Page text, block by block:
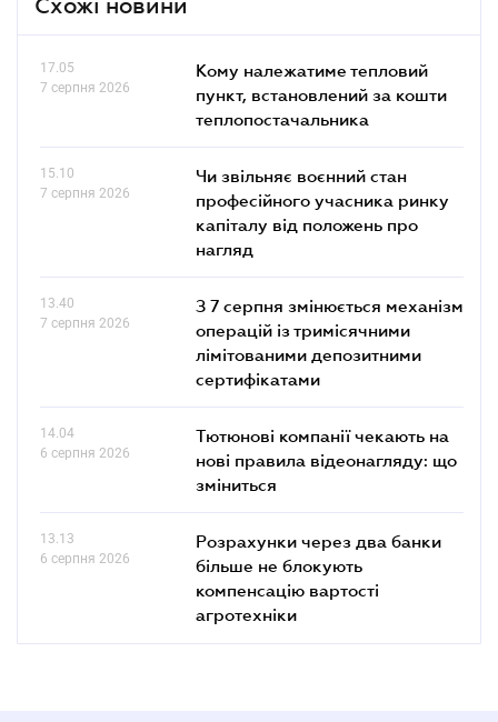
Схожі новини
17.05
7 серпня 2026
Кому належатиме тепловий
пункт, встановлений за кошти
теплопостачальника
15.10
7 серпня 2026
Чи звільняє воєнний стан
професійного учасника ринку
капіталу від положень про
нагляд
13.40
7 серпня 2026
З 7 серпня змінюється механізм
операцій із тримісячними
лімітованими депозитними
сертифікатами
14.04
6 серпня 2026
Тютюнові компанії чекають на
нові правила відеонагляду: що
зміниться
13.13
6 серпня 2026
Розрахунки через два банки
більше не блокують
компенсацію вартості
агротехніки